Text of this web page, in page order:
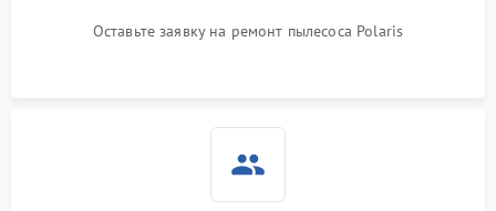
Оставьте заявку на ремонт пылесоса Polaris